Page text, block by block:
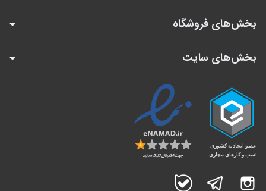
بخش‌های فروشگاه
بخش‌های سایت
اینستاگرام تلگرام